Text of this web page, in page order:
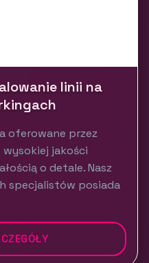
linii na
oferowane przez
jakości
o detale. Nasz
specjalistów posiada